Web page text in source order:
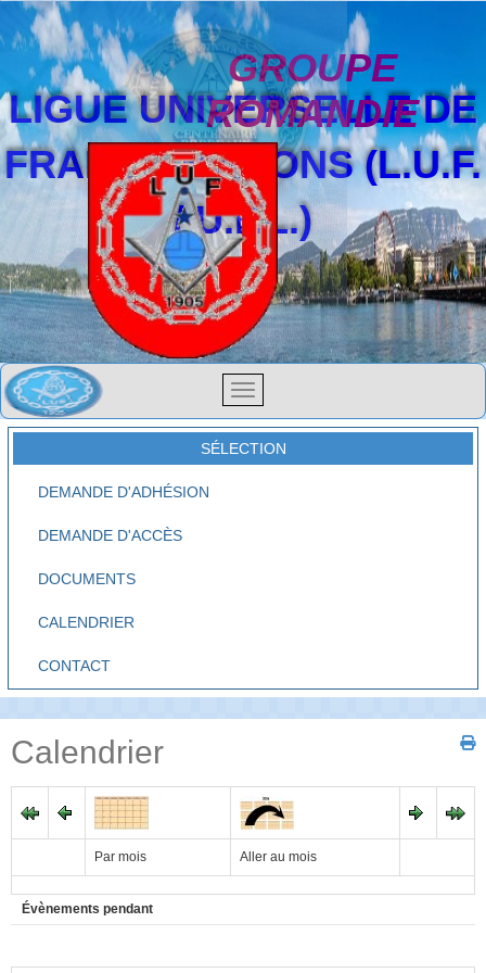
LIGUE UNIVERSELLE DE
FRANCS-MAÇONS (L.U.F.
/ U.F.L.)
GROUPE
ROMANDIE
SÉLECTION
DEMANDE D'ADHÉSION
DEMANDE D'ACCÈS
DOCUMENTS
CALENDRIER
CONTACT
Calendrier
Par mois Aller au mois
Évènements pendant